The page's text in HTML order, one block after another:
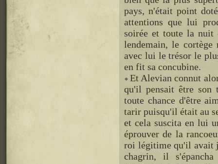
pays, n'était point
attentions que lui
soirée et toute la
lendemain, le
avec lui le trésor le
en fit sa concubine.
Et Alevian connut
qu'il pensait être
toute chance d'être
tarir puisqu'il était au
et cela suscita en lui
éprouver de la
roi légitime qu'il avait
chagrin, il